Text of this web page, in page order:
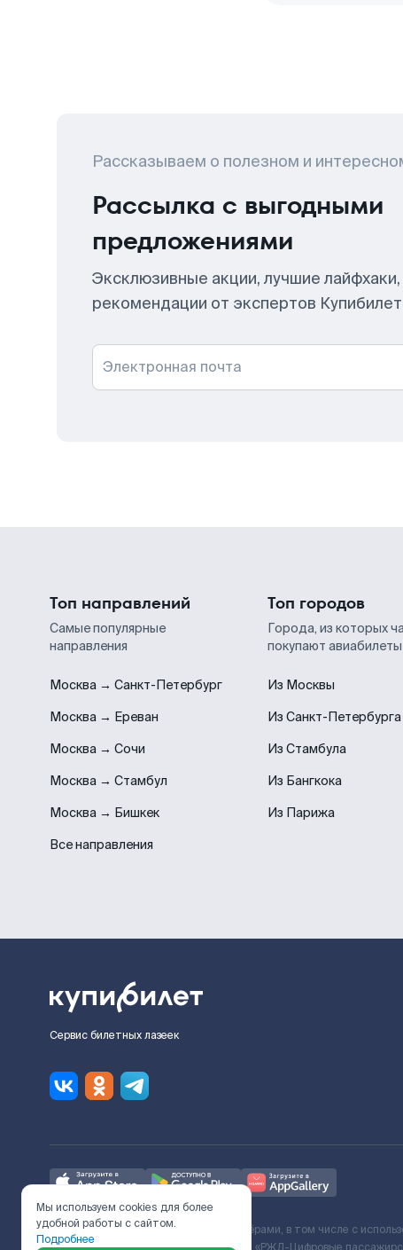
Рассказываем о полезном и
Рассылка с выгодными
предложениями
Эксклюзивные акции, лучшие
рекомендации от экспертов
Электронная почта
Топ направлений
Самые популярные
направления
Москва → Санкт-Петербург
Москва → Ереван
Москва → Сочи
Москва → Стамбул
Москва → Бишкек
Все направления
Топ городов
Города, из которых
покупают авиабилеты
Из Москвы
Из Санкт-Петербурга
Из Стамбула
Из Бангкока
Из Парижа
Сервис билетных лазеек
Ж/Д билеты предоставляются партнёрами, в том числе с
Мы используем cookies для более
удобной работы с сайтом.
Подробнее